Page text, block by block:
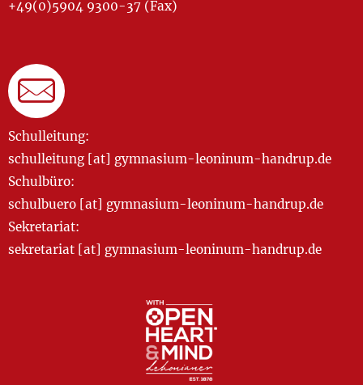
+49(0)5904 9300-37 (Fax)
Schulleitung:
schulleitung [at] gymnasium-leoninum-handrup.de
Schulbüro:
schulbuero [at] gymnasium-leoninum-handrup.de
Sekretariat:
sekretariat [at] gymnasium-leoninum-handrup.de